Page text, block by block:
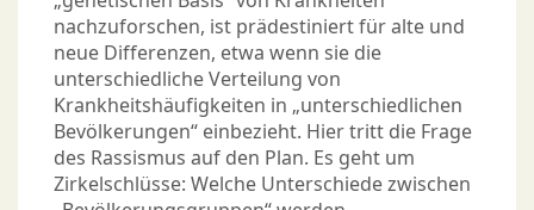
nachzuforschen, ist prädestiniert für alte und
neue Differenzen, etwa wenn sie die
unterschiedliche Verteilung von
Krankheitshäufigkeiten in „unterschiedlichen
Bevölkerungen“ einbezieht. Hier tritt die Frage
des Rassismus auf den Plan. Es geht um
Zirkelschlüsse: Welche Unterschiede zwischen